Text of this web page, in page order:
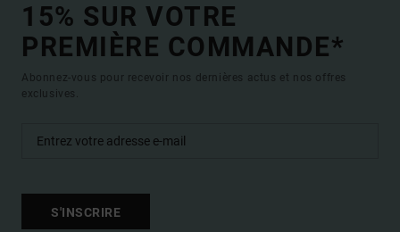
15% SUR VOTRE
PREMIÈRE COMMANDE*
Abonnez-vous pour recevoir nos dernières actus et nos offres
exclusives.
S'INSCRIRE